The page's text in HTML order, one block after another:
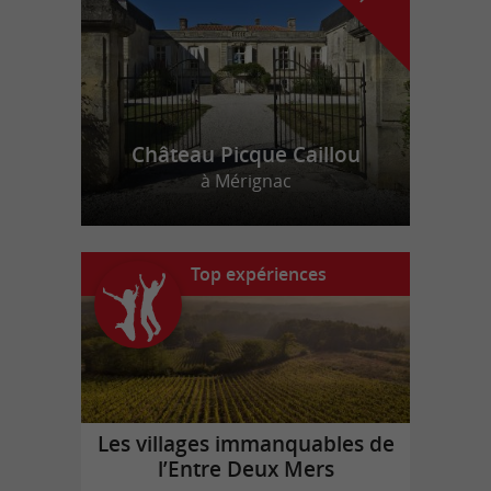
Château Picque Caillou
à Mérignac
Top expériences
Les villages immanquables de
l’Entre Deux Mers